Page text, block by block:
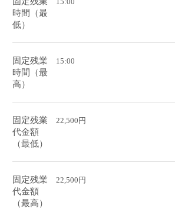
時間（最
低）
固定残業
時間（最
高）
15:00
固定残業
代金額
（最低）
22,500円
固定残業
代金額
（最高）
22,500円